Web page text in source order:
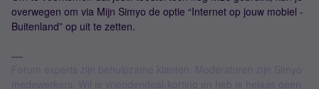
overwegen om via Mijn Simyo de optie “Internet op jouw mobiel -
Buitenland” op uit te zetten.